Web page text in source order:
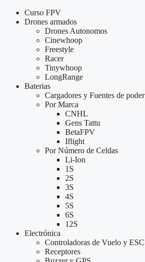
Curso FPV
Drones armados
Drones Autonomos
Cinewhoop
Freestyle
Racer
Tinywhoop
LongRange
Baterias
Cargadores y Fuentes de poder
Por Marca
CNHL
Gens Tattu
BetaFPV
Iflight
Por Número de Celdas
Li-Ion
1S
2S
3S
4S
5S
6S
12S
Electrónica
Controladoras de Vuelo y ESC
Receptores